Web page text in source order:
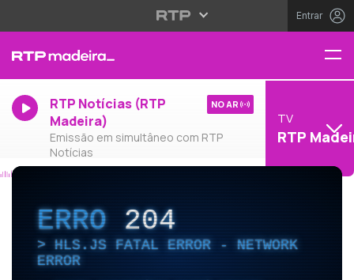
Entrar
RTP Notícias (RTP
Madeira)
Emissão em simultâneo com RTP
Notícias
NO AR
TV
RTP
ERRO204
HLS.JS FATAL ERROR - NETWORK
ERROR